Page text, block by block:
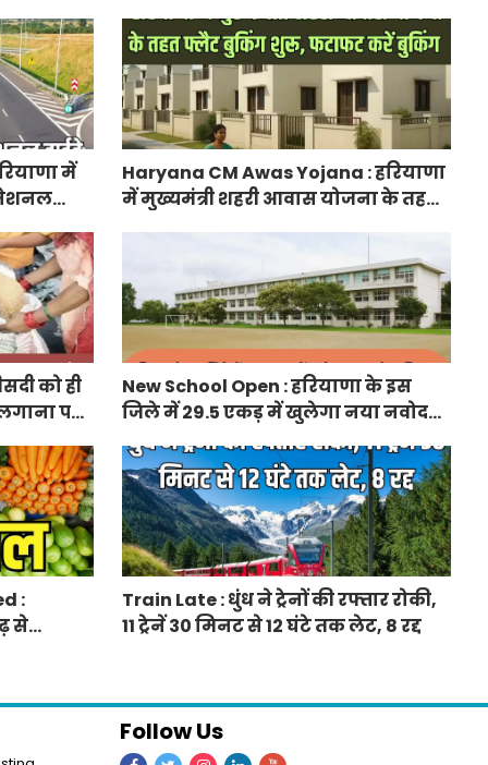
युवाओं ने किया आवेदन
में
नेशनल
Haryana CM Awas Yojana : हरियाणा
में मुख्यमंत्री शहरी आवास योजना के तहत
को ही
पड़ा
New School Open : हरियाणा के इस
जिले में 29.5 एकड़ में खुलेगा नया नवोदय
:
से
Train Late : धुंध ने ट्रेनों की रफ्तार रोकी,
11 ट्रेनें 30 मिनट से 12 घंटे तक लेट, 8 रद्द
Follow Us